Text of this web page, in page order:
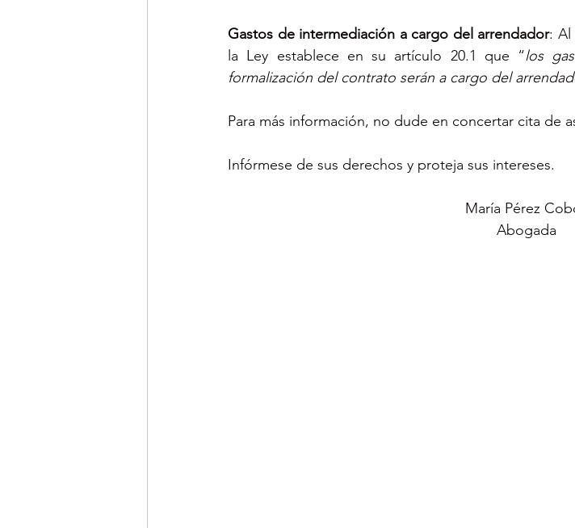
Gastos de intermediación a cargo del arrendador: Al
la Ley establece en su artículo 20.1 que “los
formalización del contrato serán a cargo del
Para más información, no dude en concertar cita de
Infórmese de sus derechos y proteja sus intereses.
María Pérez
Abogada